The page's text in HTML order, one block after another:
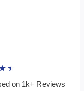
★
on 1k+ Reviews​